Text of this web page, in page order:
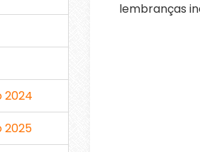
lembranças
2024
2025